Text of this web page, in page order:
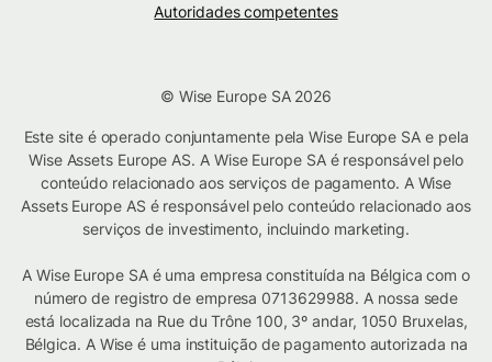
Autoridades competentes
© Wise Europe SA 2026
Este site é operado conjuntamente pela Wise Europe SA e pela
Wise Assets Europe AS. A Wise Europe SA é responsável pelo
conteúdo relacionado aos serviços de pagamento. A Wise
Assets Europe AS é responsável pelo conteúdo relacionado aos
serviços de investimento, incluindo marketing.
A Wise Europe SA é uma empresa constituída na Bélgica com o
número de registro de empresa 0713629988. A nossa sede
está localizada na Rue du Trône 100, 3º andar, 1050 Bruxelas,
Bélgica. A Wise é uma instituição de pagamento autorizada na